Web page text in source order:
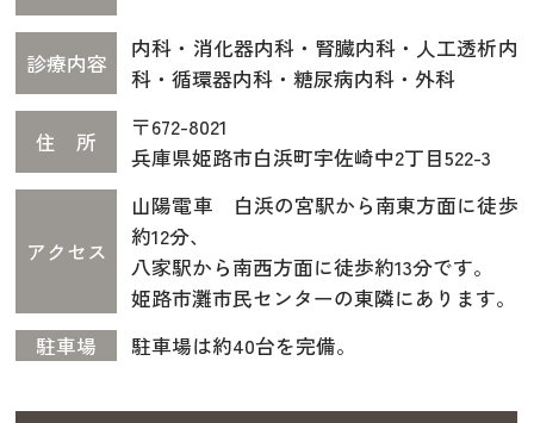
診療内容
内科・消化器内科・腎臓内科・人工透析内
科・循環器内科・糖尿病内科・外科
住 所
〒672-8021
兵庫県姫路市白浜町宇佐崎中2丁目522-3
アクセス
山陽電車 白浜の宮駅から南東方面に徒歩
約12分、
八家駅から南西方面に徒歩約13分です。
姫路市灘市民センターの東隣にあります。
駐車場
駐車場は約40台を完備。